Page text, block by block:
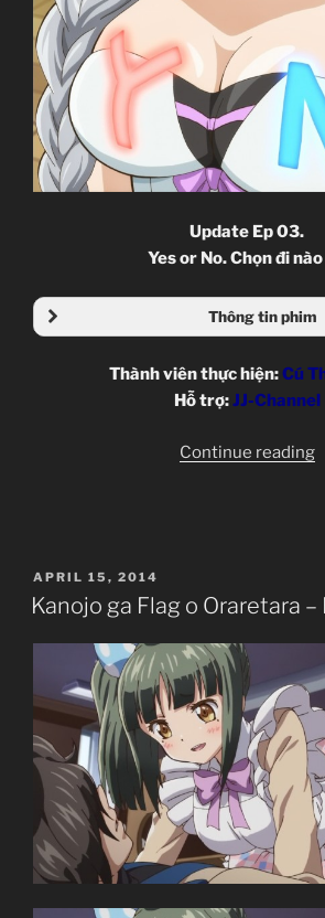
Update Ep 03.
Yes or No. Chọn đi nào
Thông tin phim
Thành viên thực hiện:Cú
Hỗ trợ:JJ-Channel
Continue reading
POSTED
ON
APRIL 15, 2014
Kanojo ga Flag o Oraretara –